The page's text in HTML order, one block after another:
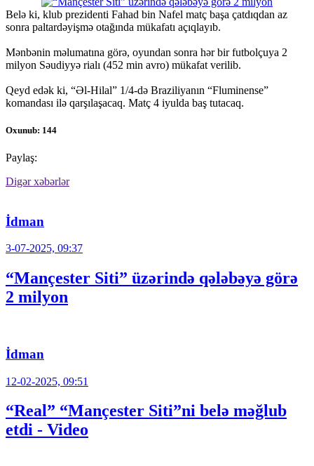
Belə ki, klub prezidenti Fahad bin Nafel matç başa çatdıqdan az
sonra paltardəyişmə otağında mükafatı açıqlayıb.
Mənbənin məlumatına görə, oyundan sonra hər bir futbolçuya 2
milyon Səudiyyə rialı (452 min avro) mükafat verilib.
Qeyd edək ki, “Əl-Hilal” 1/4-də Braziliyanın “Fluminense”
komandası ilə qarşılaşacaq. Matç 4 iyulda baş tutacaq.
Oxunub: 144
Paylaş:
Digər xəbərlər
İdman
3-07-2025, 09:37
“Mançester Siti” üzərində qələbəyə görə
2 milyon
İdman
12-02-2025, 09:51
“Real” “Mançester Siti”ni belə məğlub
etdi - Video